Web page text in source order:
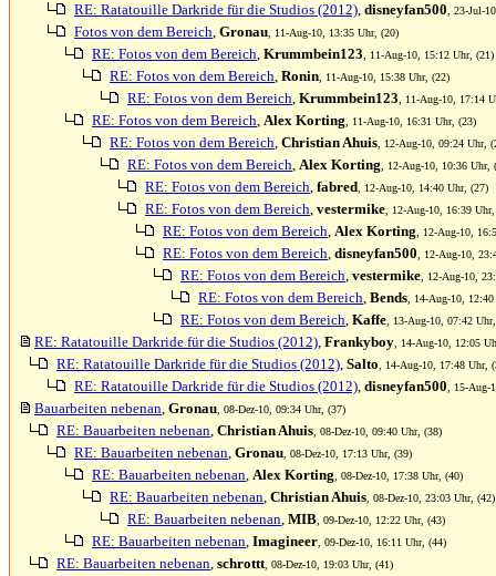
RE: Ratatouille Darkride für die Studios (2012), disneyfan500 , 23-Jul-
Fotos von dem Bereich, Gronau , 11-Aug-10, 13:35 Uhr, (20)
RE: Fotos von dem Bereich, Krummbein123 , 11-Aug-10, 15:12 Uhr, (21)
RE: Fotos von dem Bereich, Ronin , 11-Aug-10, 15:38 Uhr, (22)
RE: Fotos von dem Bereich, Krummbein123 , 11-Aug-10, 17:14
RE: Fotos von dem Bereich, Alex Korting , 11-Aug-10, 16:31 Uhr, (23)
RE: Fotos von dem Bereich, Christian Ahuis , 12-Aug-10, 09:24 Uhr,
RE: Fotos von dem Bereich, Alex Korting , 12-Aug-10, 10:36 Uhr,
RE: Fotos von dem Bereich, fabred , 12-Aug-10, 14:40 Uhr, (27)
RE: Fotos von dem Bereich, vestermike , 12-Aug-10, 16:39
RE: Fotos von dem Bereich, Alex Korting , 12-Aug-10,
RE: Fotos von dem Bereich, disneyfan500 , 12-Aug-10,
RE: Fotos von dem Bereich, vestermike , 12-Aug-10,
RE: Fotos von dem Bereich, Bends , 14-Aug-10,
RE: Fotos von dem Bereich, Kaffe , 13-Aug-10, 07:42
RE: Ratatouille Darkride für die Studios (2012), Frankyboy , 14-Aug-10, 12:05
RE: Ratatouille Darkride für die Studios (2012), Salto , 14-Aug-10, 17:48 Uhr,
RE: Ratatouille Darkride für die Studios (2012), disneyfan500 , 15-
Bauarbeiten nebenan, Gronau , 08-Dez-10, 09:34 Uhr, (37)
RE: Bauarbeiten nebenan, Christian Ahuis , 08-Dez-10, 09:40 Uhr, (38)
RE: Bauarbeiten nebenan, Gronau , 08-Dez-10, 17:13 Uhr, (39)
RE: Bauarbeiten nebenan, Alex Korting , 08-Dez-10, 17:38 Uhr, (40)
RE: Bauarbeiten nebenan, Christian Ahuis , 08-Dez-10, 23:03 Uhr, (42)
RE: Bauarbeiten nebenan, MIB , 09-Dez-10, 12:22 Uhr, (43)
RE: Bauarbeiten nebenan, Imagineer , 09-Dez-10, 16:11 Uhr, (44)
RE: Bauarbeiten nebenan, schrottt , 08-Dez-10, 19:03 Uhr, (41)